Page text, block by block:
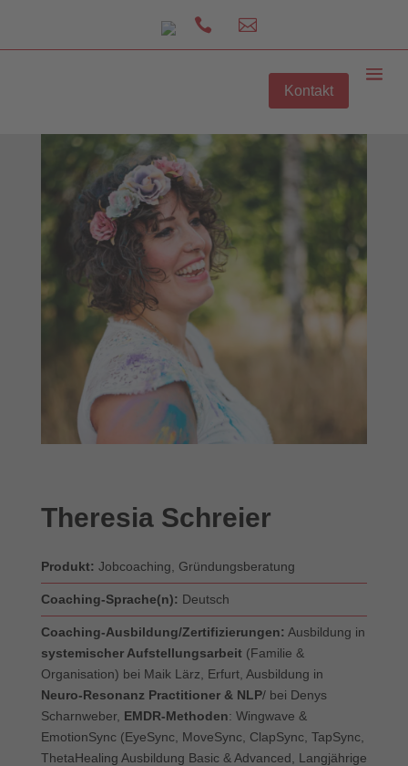
 
Kontakt
Theresia Schreier
Produkt: Jobcoaching, Gründungsberatung
Coaching-Sprache(n): Deutsch
Coaching-Ausbildung/Zertifizierungen: Ausbildung in
systemischer Aufstellungsarbeit(Familie &
Organisation) bei Maik Lärz, Erfurt, Ausbildung in
Neuro-Resonanz Practitioner & NLP/ bei Denys
Scharnweber, EMDR-Methoden: Wingwave &
EmotionSync (EyeSync, MoveSync, ClapSync, TapSync,
ThetaHealing Ausbildung Basic & Advanced, Langjährige